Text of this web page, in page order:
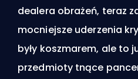
dealera obrażeń, teraz
mocniejsze uderzenia
były koszmarem, ale to
przedmioty tnące